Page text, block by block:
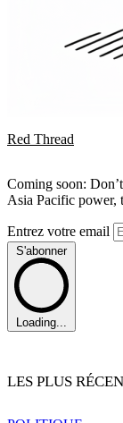
Red Thread
Coming soon:
Asia Pacific power,
Entrez votre email
S'abonner
Loading...
LES PLUS